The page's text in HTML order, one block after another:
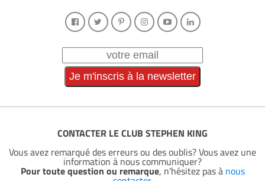
CONTACTER LE CLUB STEPHEN KING
Vous avez remarqué des erreurs ou des oublis? Vous avez une
information à nous communiquer?
Pour toute question ou remarque, n'hésitez pas à nous